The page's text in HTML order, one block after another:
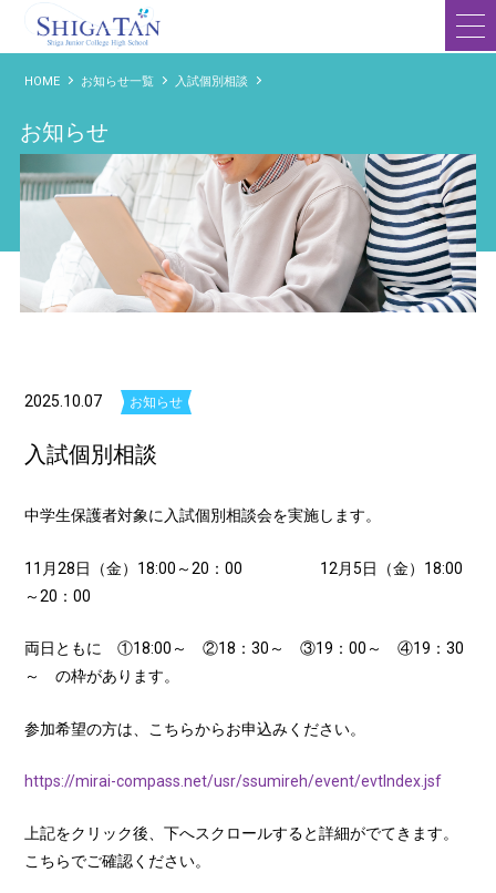
滋賀短期大学附属高等学校
HOME
お知らせ一覧 入試個別相談
お知らせ
2025.10.07 お知らせ
入試個別相談
中学生保護者対象に入試個別相談会を実施します。
11月28日（金）18:00～20：00 12月5日（金）18:00
～20：00
両日ともに ①18:00～ ②18：30～ ③19：00～ ④19：30
～ の枠があります。
参加希望の方は、こちらからお申込みください。
https://mirai-compass.net/usr/ssumireh/event/evtIndex.jsf
上記をクリック後、下へスクロールすると詳細がでてきます。
こちらでご確認ください。